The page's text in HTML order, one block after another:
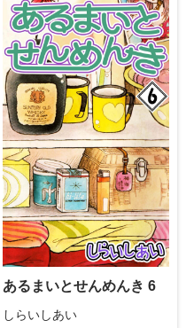
あるまいとせんめんき 6
しらいしあい